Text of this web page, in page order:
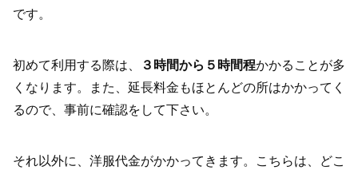
です。
初めて利用する際は、 ３時間から５時間程かかることが多
くなります。また、延長料金もほとんどの所はかかってく
るので、事前に確認をして下さい。
それ以外に、洋服代金がかかってきます。こちらは、どこ